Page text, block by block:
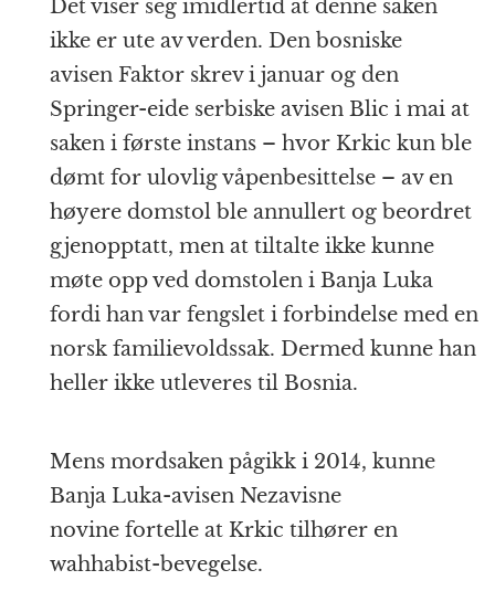
Det viser seg imidlertid at denne saken
ikke er ute av verden. Den bosniske
avisen Faktor skrev i januar og den
Springer-eide serbiske avisen Blic i mai at
saken i første instans – hvor Krkic kun ble
dømt for ulovlig våpenbesittelse – av en
høyere domstol ble annullert og beordret
gjenopptatt, men at tiltalte ikke kunne
møte opp ved domstolen i Banja Luka
fordi han var fengslet i forbindelse med en
norsk familievoldssak. Dermed kunne han
heller ikke utleveres til Bosnia.
Mens mordsaken pågikk i 2014, kunne
Banja Luka-avisen Nezavisne
novine fortelle at Krkic tilhører en
wahhabist-bevegelse.